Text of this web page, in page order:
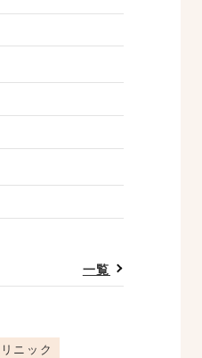
一覧
ニック